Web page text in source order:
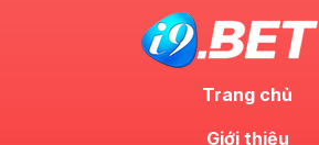
Trang chủ
Giới thiệu